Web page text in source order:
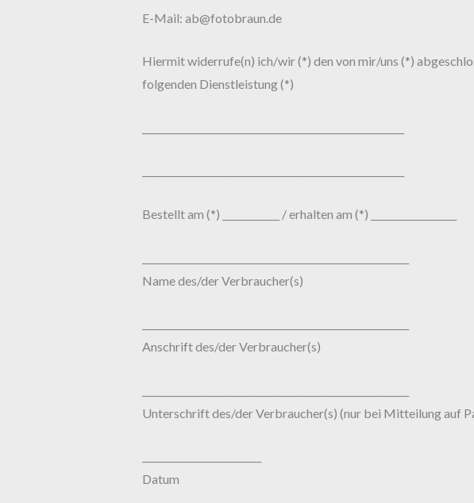
E-Mail: ab@fotobraun.de
Hiermit widerrufe(n) ich/wir (*) den von mir/uns (*)
folgenden Dienstleistung (*)
Bestellt am (*) ____________ / erhalten am (*) __________________
Name des/der Verbraucher(s)
Anschrift des/der Verbraucher(s)
Unterschrift des/der Verbraucher(s) (nur bei Mitteilung auf
Datum